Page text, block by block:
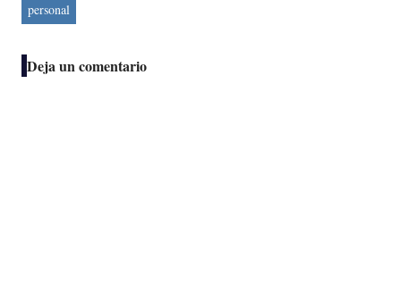
personal
Deja un comentario